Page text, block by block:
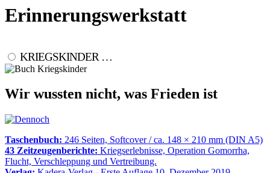
Erinnerungswerkstatt
KRIEGSKINDER …
Wir wussten nicht, was Frieden ist
Taschenbuch: 246 Seiten, Softcover / ca. 148 × 210 mm (DIN A5)
43 Zeitzeugenberichte: Kriegserlebnisse, Operation Gomorrha,
Flucht, Verschleppung und Vertreibung.